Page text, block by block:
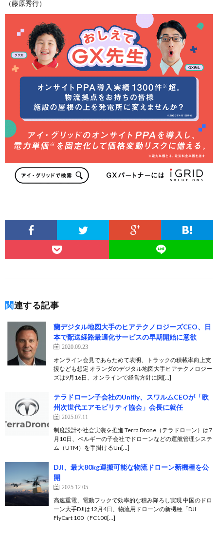
（藤原秀行）
関連する記事
蘭デジタル地図大手のヒアテクノロジーズCEO、日
本で配送経路最適化サービスの早期開始に意欲
2020.09.23
オンライン会見であらためて表明、トラックの積載率向上支
援なども想定 オランダのデジタル地図大手ヒアテクノロジー
ズは9月16日、オンラインで経営方針に関[…]
テラドローン子会社のUnifly、スワルムCEOが「欧
州次世代エアモビリティ協会」会長に就任
2025.07.11
制度設計や社会実装を推進 Terra Drone（テラドローン）は7
月10日、ベルギーの子会社でドローンなどの運航管理システ
ム（UTM）を手掛けるUn[…]
DJI、最大80kg運搬可能な物流ドローン新機種を公
開
2025.12.05
高速重電、電動フックで効率的な積み降ろし実現 中国のドロ
ーン大手DJIは12月4日、物流用ドローンの新機種「DJI
FlyCart 100（FC100[…]